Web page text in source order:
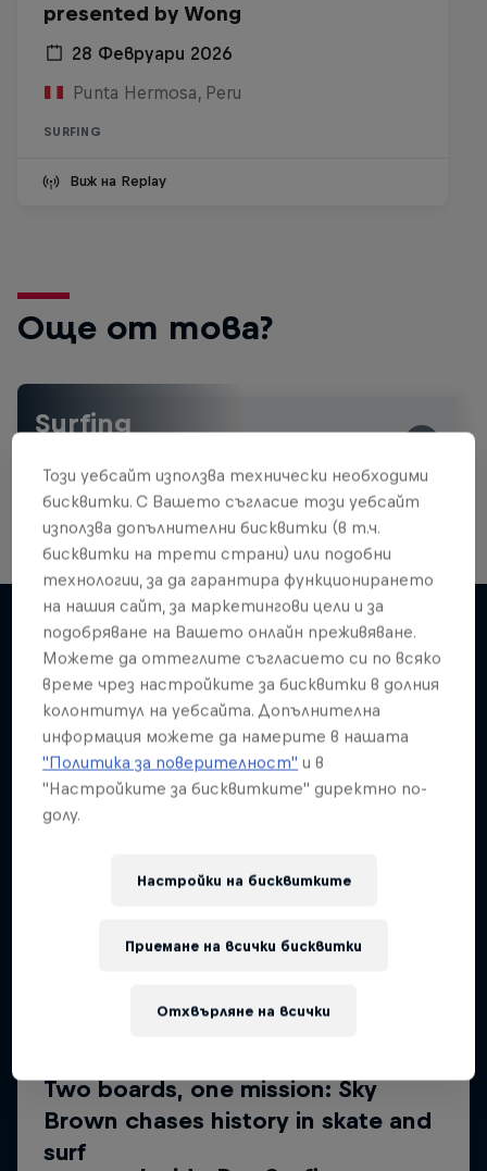
presented by Wong
28 Февруари 2026
Punta Hermosa, Peru
SURFING
Виж на Replay
Още от това?
Surfing
roaring collection of surf films, shows and …
Подобни
Този уебсайт използва технически необходими
бисквитки. С Вашето съгласие този уебсайт
използва допълнителни бисквитки (в т.ч.
бисквитки на трети страни) или подобни
технологии, за да гарантира функционирането
на нашия сайт, за маркетингови цели и за
подобряване на Вашето онлайн преживяване.
Можете да оттеглите съгласието си по всяко
време чрез настройките за бисквитки в долния
колонтитул на уебсайта. Допълнителна
информация можете да намерите в нашата
"Политика за поверителност" и в
"Настройките за бисквитките" директно по-
долу.
Настройки на бисквитките
Отхвърляне на всички
Приемане на всички бисквитки